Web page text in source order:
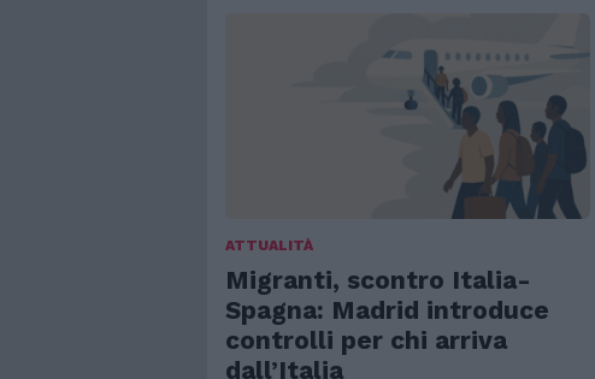
ATTUALITÀ
Migranti, scontro Italia-
Spagna: Madrid introduce
controlli per chi arriva
dall’Italia